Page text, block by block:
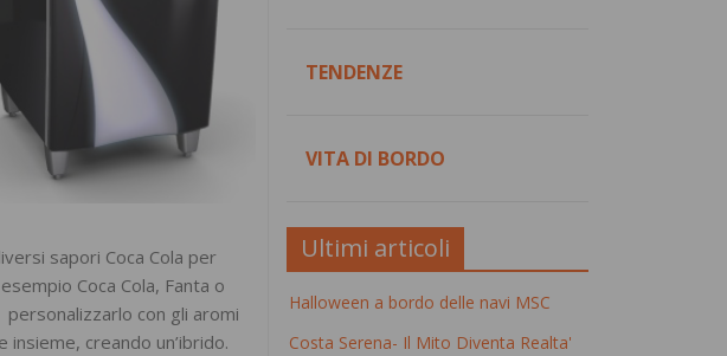
sapori Coca Cola per
Coca Cola, Fanta o
con gli aromi
creando un’ibrido.
TENDENZE
VITA DI BORDO
Ultimi articoli
Halloween a bordo delle navi MSC
Costa Serena- Il Mito Diventa Realta'